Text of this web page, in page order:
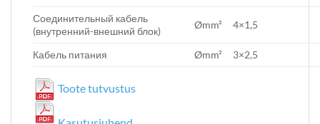
Соединительный кабель
(внутренний-внешний блок)
Ømm² 4×1,5
Кабель питания Ømm² 3×2,5
Toote tutvustus